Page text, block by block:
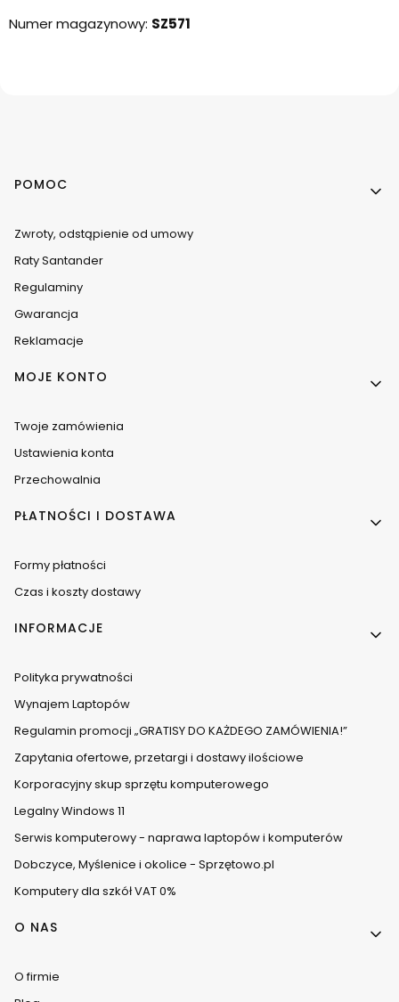
Numer magazynowy: SZ571
Linki w stopce
POMOC
Zwroty, odstąpienie od umowy
Raty Santander
Regulaminy
Gwarancja
Reklamacje
MOJE KONTO
Twoje zamówienia
Ustawienia konta
Przechowalnia
PŁATNOŚCI I DOSTAWA
Formy płatności
Czas i koszty dostawy
INFORMACJE
Polityka prywatności
Wynajem Laptopów
Regulamin promocji „GRATISY DO KAŻDEGO ZAMÓWIENIA!”
Zapytania ofertowe, przetargi i dostawy ilościowe
Korporacyjny skup sprzętu komputerowego
Legalny Windows 11
Serwis komputerowy - naprawa laptopów i komputerów
Dobczyce, Myślenice i okolice - Sprzętowo.pl
Komputery dla szkół VAT 0%
O NAS
O firmie